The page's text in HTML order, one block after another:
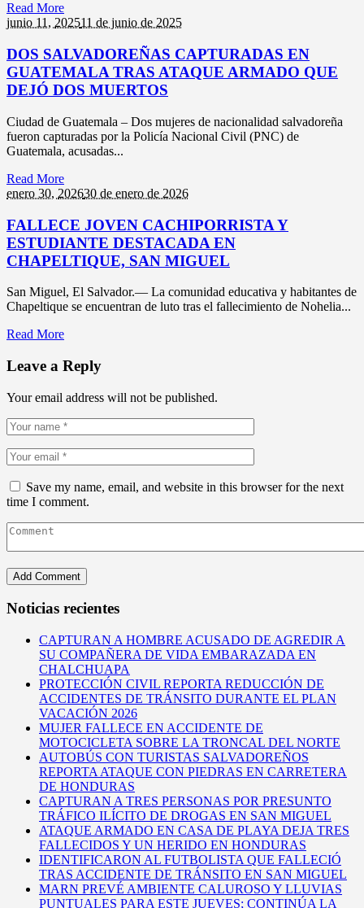
Read More
junio 11, 202511 de junio de 2025
DOS SALVADOREÑAS CAPTURADAS EN
GUATEMALA TRAS ATAQUE ARMADO QUE
DEJÓ DOS MUERTOS
Ciudad de Guatemala – Dos mujeres de nacionalidad salvadoreña
fueron capturadas por la Policía Nacional Civil (PNC) de
Guatemala, acusadas...
Read More
enero 30, 202630 de enero de 2026
FALLECE JOVEN CACHIPORRISTA Y
ESTUDIANTE DESTACADA EN
CHAPELTIQUE, SAN MIGUEL
San Miguel, El Salvador.— La comunidad educativa y habitantes de
Chapeltique se encuentran de luto tras el fallecimiento de Nohelia...
Read More
Leave a Reply
Your email address will not be published.
Save my name, email, and website in this browser for the next
time I comment.
Noticias recientes
CAPTURAN A HOMBRE ACUSADO DE AGREDIR A
SU COMPAÑERA DE VIDA EMBARAZADA EN
CHALCHUAPA
PROTECCIÓN CIVIL REPORTA REDUCCIÓN DE
ACCIDENTES DE TRÁNSITO DURANTE EL PLAN
VACACIÓN 2026
MUJER FALLECE EN ACCIDENTE DE
MOTOCICLETA SOBRE LA TRONCAL DEL NORTE
AUTOBÚS CON TURISTAS SALVADOREÑOS
REPORTA ATAQUE CON PIEDRAS EN CARRETERA
DE HONDURAS
CAPTURAN A TRES PERSONAS POR PRESUNTO
TRÁFICO ILÍCITO DE DROGAS EN SAN MIGUEL
ATAQUE ARMADO EN CASA DE PLAYA DEJA TRES
FALLECIDOS Y UN HERIDO EN HONDURAS
IDENTIFICARON AL FUTBOLISTA QUE FALLECIÓ
TRAS ACCIDENTE DE TRÁNSITO EN SAN MIGUEL
MARN PREVÉ AMBIENTE CALUROSO Y LLUVIAS
PUNTUALES PARA ESTE JUEVES; CONTINÚA LA